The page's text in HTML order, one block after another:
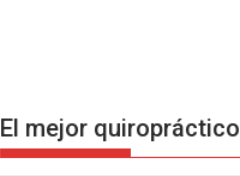
El mejor quiropráctico